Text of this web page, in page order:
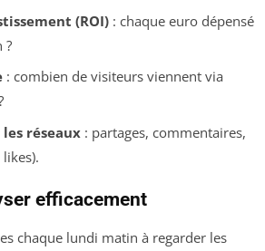
(ROI): chaque euro dépensé
?
: combien de visiteurs viennent via
réseaux: partages, commentaires,
efficacement
chaque lundi matin à regarder les